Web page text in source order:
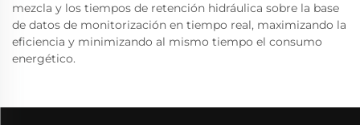
mezcla y los tiempos de retención hidráulica sobre la base
de datos de monitorización en tiempo real, maximizando la
eficiencia y minimizando al mismo tiempo el consumo
energético.